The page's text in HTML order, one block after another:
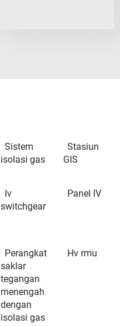
Sistem
isolasi gas
Stasiun
GIS
Iv
switchgear
Panel IV
Perangkat
saklar
tegangan
menengah
dengan
isolasi gas
Hv rmu